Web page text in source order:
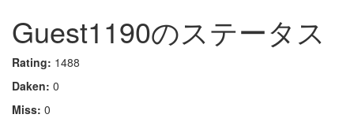
Guest1190のステータス
Rating: 1488
Daken: 0
Miss: 0